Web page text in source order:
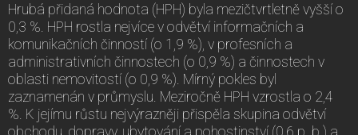
Hrubá přidaná hodnota (HPH) byla mezičtvrtletně vyšší o
0,3 %. HPH rostla nejvíce v odvětví informačních a
komunikačních činností (o 1,9 %), v profesních a
administrativních činnostech (o 0,9 %) a činnostech v
oblasti nemovitostí (o 0,9 %). Mírný pokles byl
zaznamenán v průmyslu. Meziročně HPH vzrostla o 2,4
%. K jejímu růstu nejvýrazněji přispěla skupina odvětví
obchodu, dopravy, ubytování a pohostinství (0,6 p. b.) a